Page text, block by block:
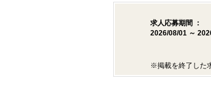
求人応募期間 ：
2026/08/01 ～
※掲載を終了した